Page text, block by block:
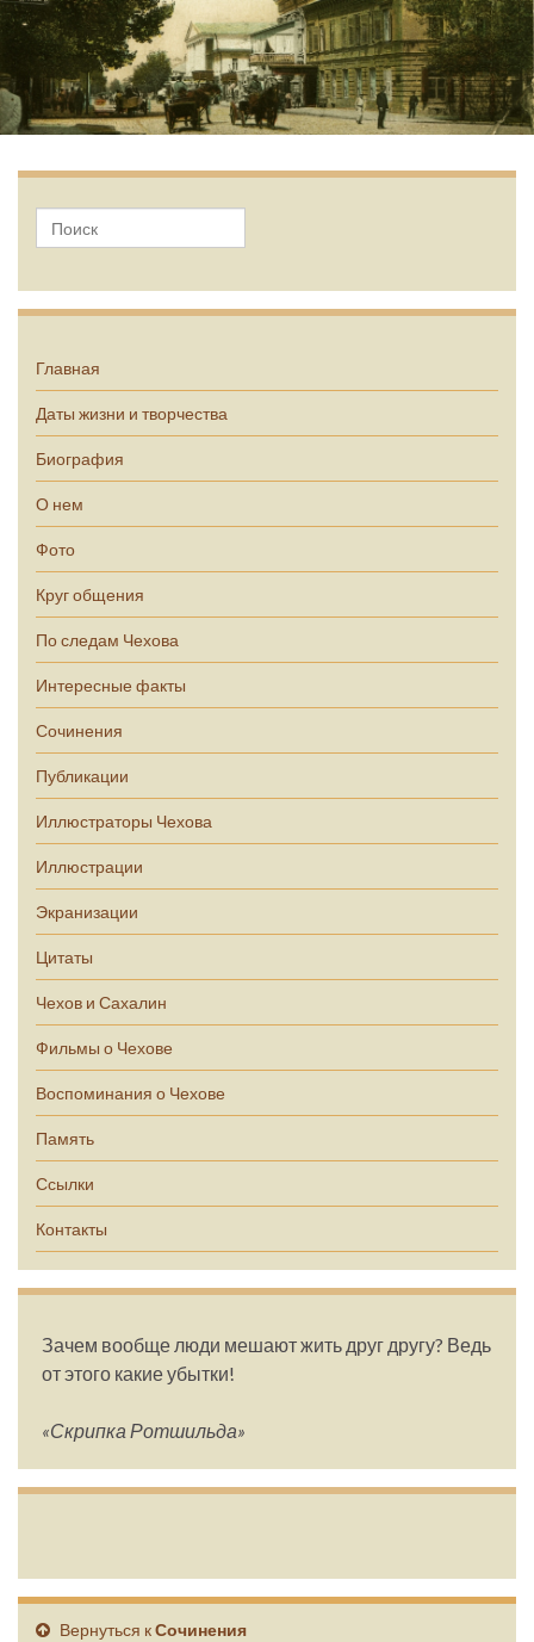
Главная
Даты жизни и творчества
Биография
О нем
Фото
Круг общения
По следам Чехова
Интересные факты
Сочинения
Публикации
Иллюстраторы Чехова
Иллюстрации
Экранизации
Цитаты
Чехов и Сахалин
Фильмы о Чехове
Воспоминания о Чехове
Память
Ссылки
Контакты
Зачем вообще люди мешают жить друг другу? Ведь
от этого какие убытки!
«Скрипка Ротшильда»
Вернуться кСочинения